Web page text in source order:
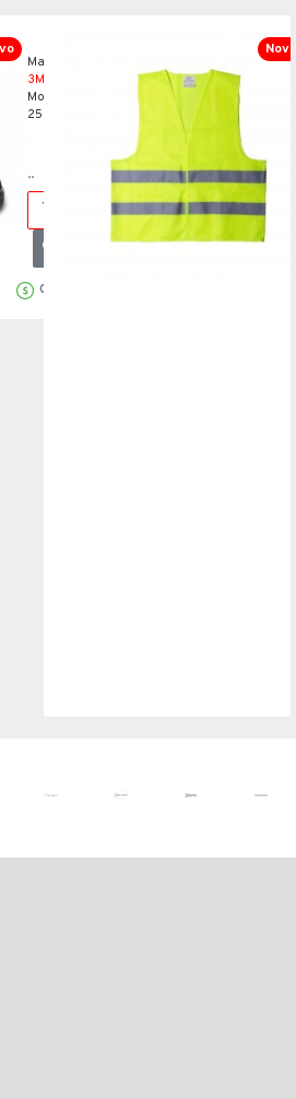
Marca:
3M
Modelo:
252525L
..
ADICIONAR
Comprar Agora
Novo